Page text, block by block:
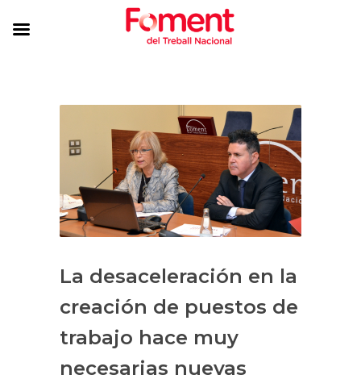
La desaceleración en la
creación de puestos de
trabajo hace muy
necesarias nuevas